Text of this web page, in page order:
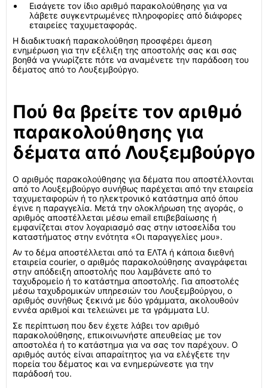
Εισάγετε τον ίδιο αριθμό παρακολούθησης για να
λάβετε συγκεντρωμένες πληροφορίες από διάφορες
εταιρείες ταχυμεταφοράς.
Η διαδικτυακή παρακολούθηση προσφέρει άμεση
ενημέρωση για την εξέλιξη της αποστολής σας και σας
βοηθά να γνωρίζετε πότε να αναμένετε την παράδοση του
δέματος από το Λουξεμβούργο.
Πού θα βρείτε τον αριθμό
παρακολούθησης για
δέματα από Λουξεμβούργο
Ο αριθμός παρακολούθησης για δέματα που αποστέλλονται
από το Λουξεμβούργο συνήθως παρέχεται από την εταιρεία
ταχυμεταφορών ή το ηλεκτρονικό κατάστημα από όπου
έγινε η παραγγελία. Μετά την ολοκλήρωση της αγοράς, ο
αριθμός αποστέλλεται μέσω email επιβεβαίωσης ή
εμφανίζεται στον λογαριασμό σας στην ιστοσελίδα του
καταστήματος στην ενότητα «Οι παραγγελίες μου».
Αν το δέμα αποστέλλεται από τα ΕΛΤΑ ή κάποια διεθνή
εταιρεία courier, ο αριθμός παρακολούθησης αναγράφεται
στην απόδειξη αποστολής που λαμβάνετε από το
ταχυδρομείο ή το κατάστημα αποστολής. Για αποστολές
μέσω ταχυδρομικών υπηρεσιών του Λουξεμβούργου, ο
αριθμός συνήθως ξεκινά με δύο γράμματα, ακολουθούν
εννέα αριθμοί και τελειώνει με τα γράμματα LU.
Σε περίπτωση που δεν έχετε λάβει τον αριθμό
παρακολούθησης, επικοινωνήστε απευθείας με τον
αποστολέα ή το κατάστημα για να σας τον παρέχουν. Ο
αριθμός αυτός είναι απαραίτητος για να ελέγξετε την
πορεία του δέματος και να ενημερώνεστε για την
παράδοσή του.